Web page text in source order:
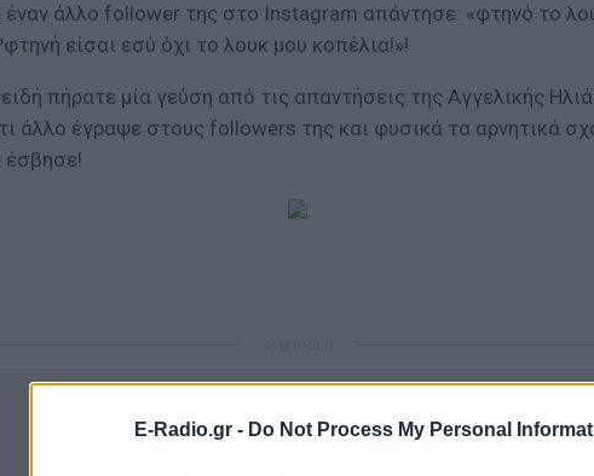
E-Radio.gr - Do Not Process My Personal
έναν άλλο follower της στο Ιnstagram απάντησε: «φτηνό το
είσαι εσύ όχι το λουκ μου κοπέλια!»!
πήρατε μία γεύση από τις απαντήσεις της Αγγελικής
άλλο έγραψε στους followers της και φυσικά τα αρνητικά
έσβησε!